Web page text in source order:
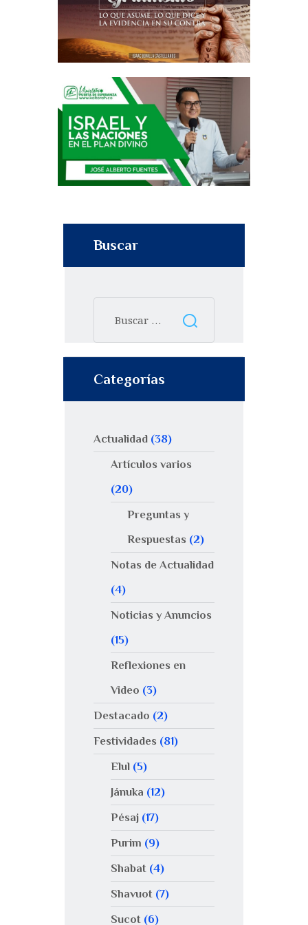
Buscar
Categorías
Actualidad (38)
Artículos varios
(20)
Preguntas y
Respuestas (2)
Notas de Actualidad
(4)
Noticias y Anuncios
(15)
Reflexiones en
Video (3)
Destacado (2)
Festividades (81)
Elul(5)
Jánuka (12)
Pésaj(17)
Purim (9)
Shabat (4)
Shavuot (7)
Sucot (6)